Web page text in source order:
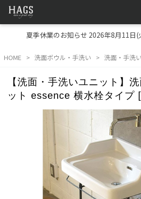
夏季休業のお知らせ 2026年8月11日
HOME 洗面ボウル・手洗い 洗面・手洗
【洗面・手洗いユニット】
ット essence 横水栓タイプ